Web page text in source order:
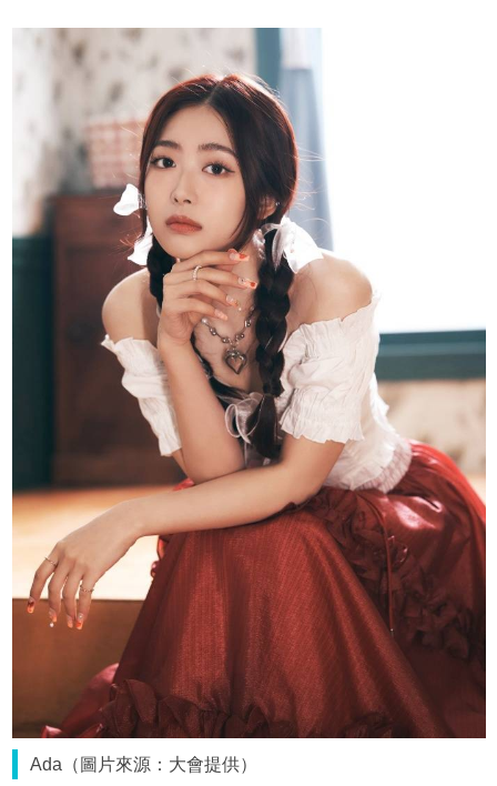
Ada（圖片來源：大會提供）